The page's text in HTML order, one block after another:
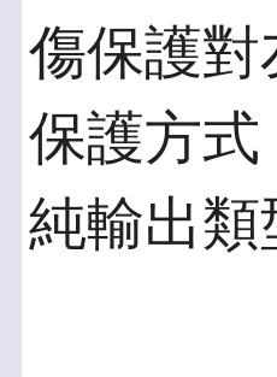
傷保護
保護方
純輸出